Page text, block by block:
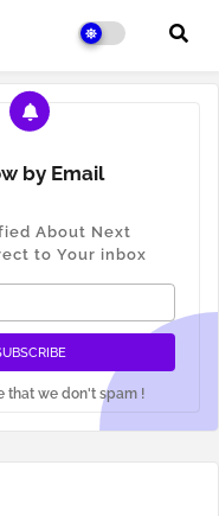
by Email
About Next
to Your inbox
that we don't spam !